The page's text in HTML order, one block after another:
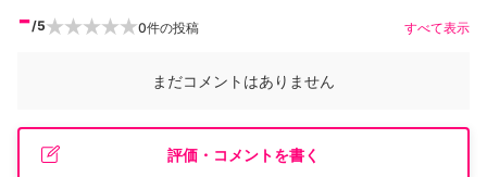
-/5 0件の投稿 すべて表示
まだコメントはありません
評価・コメントを書く